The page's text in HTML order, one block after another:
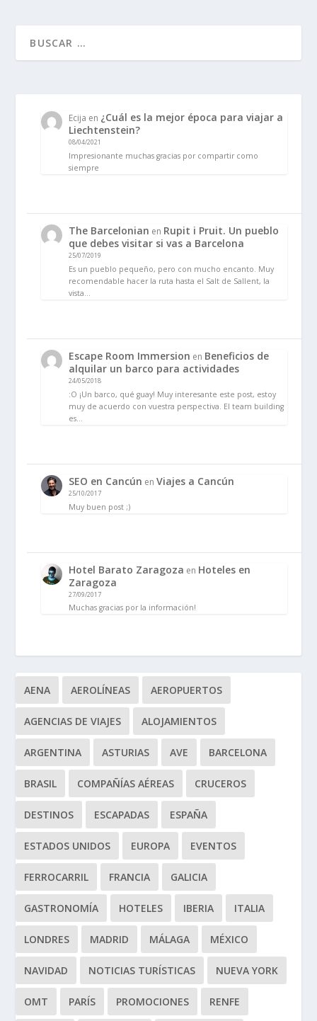
Ecija en ¿Cuál es la mejor época para viajar a
Liechtenstein?
08/04/2021
Impresionante muchas gracias por compartir como
siempre
The Barcelonian en Rupit i Pruit. Un pueblo
que debes visitar si vas a Barcelona
25/07/2019
Es un pueblo pequeño, pero con mucho encanto. Muy
recomendable hacer la ruta hasta el Salt de Sallent, la
vista…
Escape Room Immersion en Beneficios de
alquilar un barco para actividades
24/05/2018
:O ¡Un barco, qué guay! Muy interesante este post, estoy
muy de acuerdo con vuestra perspectiva. El team building
es…
SEO en Cancún enViajes a Cancún
25/10/2017
Muy buen post ;)
Hotel Barato Zaragoza en Hoteles en
Zaragoza
27/09/2017
Muchas gracias por la información!
AENA AEROLÍNEAS AEROPUERTOS
AGENCIAS DE VIAJES ALOJAMIENTOS
ARGENTINA ASTURIAS AVE BARCELONA
BRASIL COMPAÑÍAS AÉREAS CRUCEROS
DESTINOS ESCAPADAS ESPAÑA
ESTADOS UNIDOS EUROPA EVENTOS
FERROCARRIL FRANCIA GALICIA
GASTRONOMÍA HOTELES IBERIA ITALIA
LONDRES MADRID MÁLAGA MÉXICO
NAVIDAD NOTICIAS TURÍSTICAS NUEVA YORK
OMT PARÍS PROMOCIONES RENFE